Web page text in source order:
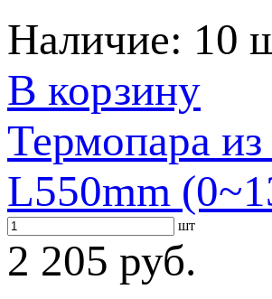
Наличие: 10
В корзину
Термопара
L550mm
шт
2 205 руб.